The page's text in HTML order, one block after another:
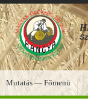
Főmenü
Mutatás — Főmenü